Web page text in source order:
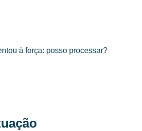
à força: posso processar?